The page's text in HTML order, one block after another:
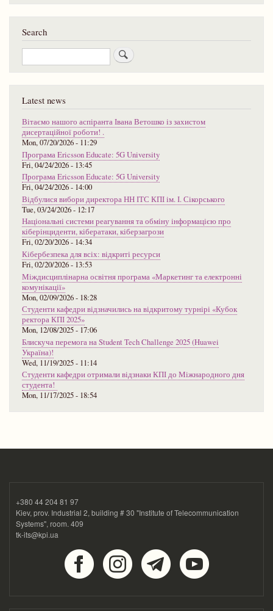
Search
Search
Latest news
Вітаємо нашого аспіранта Івана Ветошко із захистом
дисертаційної роботи! .
Mon, 07/20/2026 - 11:29
Програма Ericsson Educate: 5G University
Fri, 04/24/2026 - 13:45
Програма Ericsson Educate: 5G University
Fri, 04/24/2026 - 14:00
Відбулися вибори директора НН ІТС КПІ ім. І. Сікорського
Tue, 03/24/2026 - 12:17
Національні системи реагування та обміну інформацією про
кіберінциденти, кібератаки, кіберзагрози
Fri, 02/20/2026 - 14:34
Кібербезпека для всіх: відкриті ресурси
Fri, 02/20/2026 - 13:53
Міждисциплінарна освітня програма «Маркетинг та електронні
комунікації»
Mon, 02/09/2026 - 18:28
Студенти кафедри відзначились на відкритому турнірі «Кубок
ректора КПІ 2025»
Mon, 12/08/2025 - 17:06
Блискуча перемога на Student Tech Challenge 2025 (Huawei
Україна)!
Wed, 11/19/2025 - 11:14
Студенти кафедри отримали відзнаки КПІ до Міжнародного дня
студента!
Mon, 11/17/2025 - 18:54
+380 44 204 81 97
Kiev, prov. Industrial 2, building # 30 "Institute of Telecommunication
Systems", room. 409
tk-its@kpi.ua